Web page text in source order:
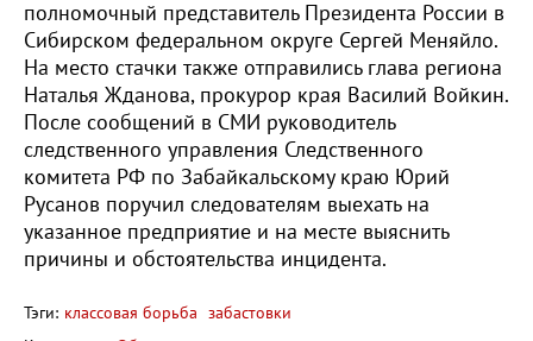
полномочный представитель Президента России в
Сибирском федеральном округе Сергей Меняйло.
На место стачки также отправились глава региона
Наталья Жданова, прокурор края Василий Войкин.
После сообщений в СМИ руководитель
следственного управления Следственного
комитета РФ по Забайкальскому краю Юрий
Русанов поручил следователям выехать на
указанное предприятие и на месте выяснить
причины и обстоятельства инцидента.
Тэги: классовая борьба забастовки